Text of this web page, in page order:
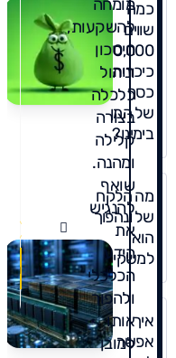
כמה
שווים
10,000
כיכרות
כסף
של המן
בימינו?
מה הלקח
של ונהפוך
הוא
למשקיעים?
איך
אפשר
מומחה
להשקעות,
חיסכון
וניהול
כלכלה
בצורה
קלילה
ומהנה.
שואף
להנגיש
את
הידע
הכלכלי
ולהפוך
אותו
למובן
2